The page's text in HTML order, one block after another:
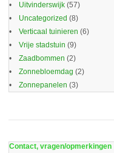
Uitvinderswijk (57)
Uncategorized (8)
Verticaal tuinieren (6)
Vrije stadstuin (9)
Zaadbommen (2)
Zonnebloemdag (2)
Zonnepanelen (3)
Contact, vragen/opmerkingen